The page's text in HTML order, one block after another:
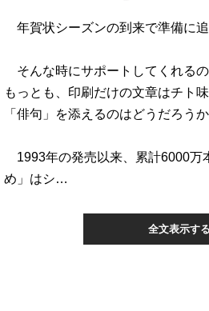
年賀状シーズンの到来で準備に追
そんな時にサポートしてくれるの
もっとも、印刷だけの文章はチト
「俳句」を添えるのはどうだろうか
1993年の発売以来、累計6000万
め」はシ…
全文表示する